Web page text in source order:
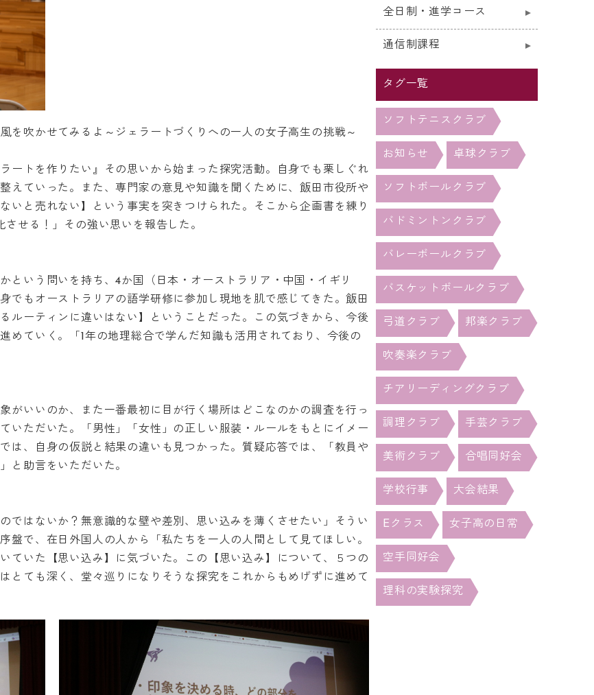
を吹かせてみるよ～ジェラートづくりへの一人の女子高生の挑戦～
ートを作りたい』その思いから始まった探究活動。自身でも栗しぐれ
えていった。また、専門家の意見や知識を聞くために、飯田市役所や
いと売れない】という事実を突きつけられた。そこから企画書を練り
せる！」その強い思いを報告した。
という問いを持ち、4か国（日本・オーストラリア・中国・イギリ
でもオーストラリアの語学研修に参加し現地を肌で感じてきた。飯田
ルーティンに違いはない】ということだった。この気づきから、今後
めていく。「1年の地理総合で学んだ知識も活用されており、今後の
がいいのか、また一番最初に目が行く場所はどこなのかの調査を行っ
いただいた。「男性」「女性」の正しい服装・ルールをもとにイメー
は、自身の仮説と結果の違いも見つかった。質疑応答では、「教員や
と助言をいただいた。
ではないか？無意識的な壁や差別、思い込みを薄くさせたい」そうい
盤で、在日外国人の人から「私たちを一人の人間として見てほしい。
ていた【思い込み】に気づいた。この【思い込み】について、５つの
とても深く、堂々巡りになりそうな探究をこれからもめげずに進めて
全日制・進学コース
通信制課程
タグ一覧
ソフトテニスクラブ
お知らせ 卓球クラブ
ソフトボールクラブ
バドミントンクラブ
バレーボールクラブ
バスケットボールクラブ
弓道クラブ 邦楽クラブ
吹奏楽クラブ
チアリーディングクラブ
調理クラブ 手芸クラブ
美術クラブ 合唱同好会
学校行事 大会結果
Eクラス 女子高の日常
空手同好会
理科の実験探究